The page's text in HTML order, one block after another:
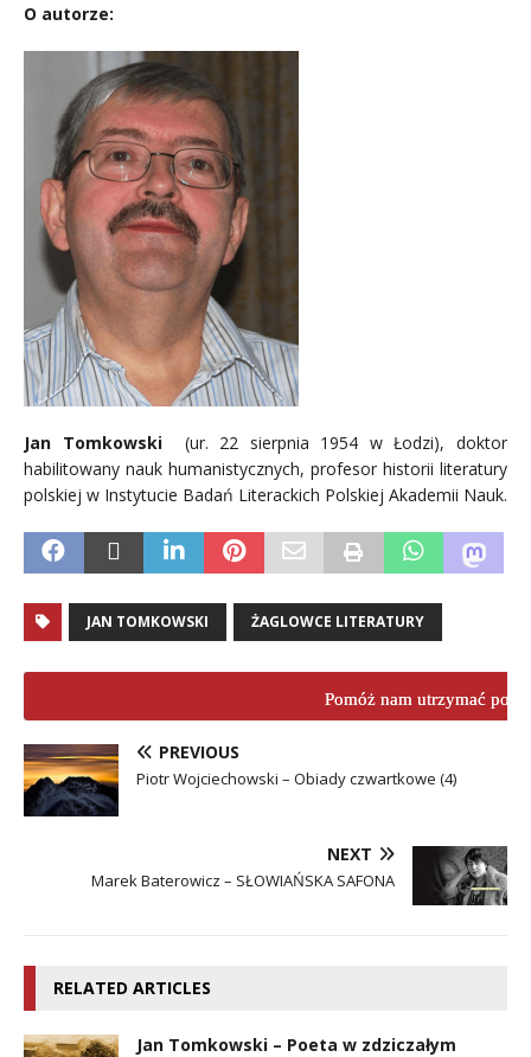
O autorze:
Jan Tomkowski(ur. 22 sierpnia 1954 w Łodzi), doktor
habilitowany nauk humanistycznych, profesor historii literatury
polskiej w Instytucie Badań Literackich Polskiej Akademii Nauk.
JAN TOMKOWSKI ŻAGLOWCE LITERATURY
Pomóż nam utrzymać
PREVIOUS
Piotr Wojciechowski – Obiady czwartkowe (4)
NEXT
Marek Baterowicz – SŁOWIAŃSKA SAFONA
RELATED ARTICLES
Jan Tomkowski – Poeta w zdziczałym